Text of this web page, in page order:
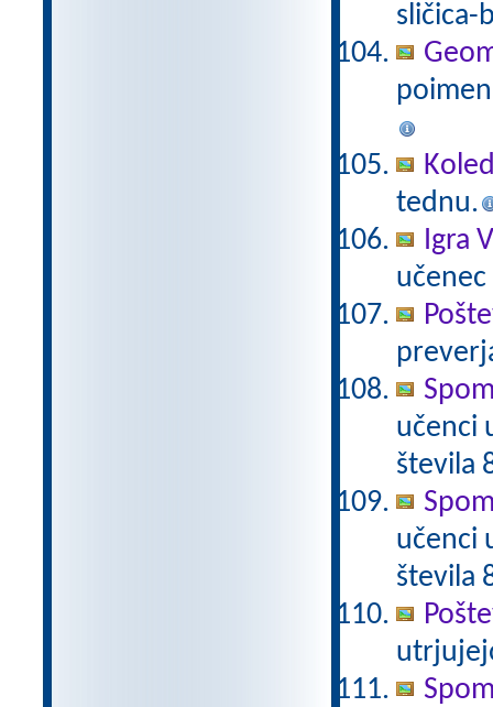
sličica-
tednu.
Igra
učenec
učenci
števila
učenci
števila